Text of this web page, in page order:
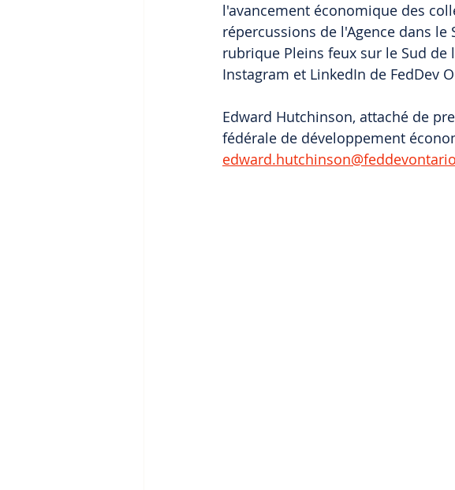
l'avancement économique des
répercussions de l'Agence dans
rubrique Pleins feux sur le Sud de
Instagram et LinkedIn de FedDev
Edward Hutchinson, attaché de
fédérale de développement